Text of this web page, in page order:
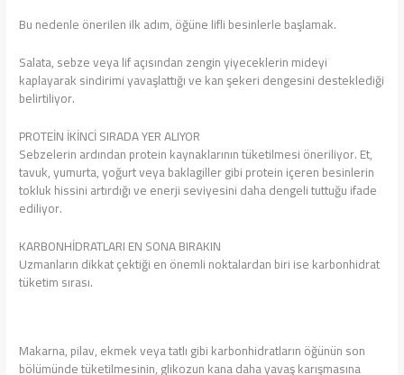
Bu nedenle önerilen ilk adım, öğüne lifli besinlerle başlamak.
Salata, sebze veya lif açısından zengin yiyeceklerin mideyi
kaplayarak sindirimi yavaşlattığı ve kan şekeri dengesini desteklediği
belirtiliyor.
PROTEİN İKİNCİ SIRADA YER ALIYOR
Sebzelerin ardından protein kaynaklarının tüketilmesi öneriliyor. Et,
tavuk, yumurta, yoğurt veya baklagiller gibi protein içeren besinlerin
tokluk hissini artırdığı ve enerji seviyesini daha dengeli tuttuğu ifade
ediliyor.
KARBONHİDRATLARI EN SONA BIRAKIN
Uzmanların dikkat çektiği en önemli noktalardan biri ise karbonhidrat
tüketim sırası.
Makarna, pilav, ekmek veya tatlı gibi karbonhidratların öğünün son
bölümünde tüketilmesinin, glikozun kana daha yavaş karışmasına